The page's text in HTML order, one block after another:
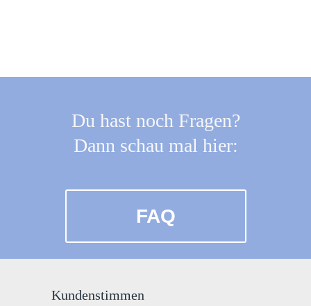
Du hast noch Fragen?
Dann schau mal hier:
FAQ
Kundenstimmen